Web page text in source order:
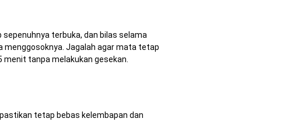
terbuka, dan bilas selama
menggosoknya. Jagalah agar mata tetap
tanpa melakukan gesekan.
tetap bebas kelembapan dan